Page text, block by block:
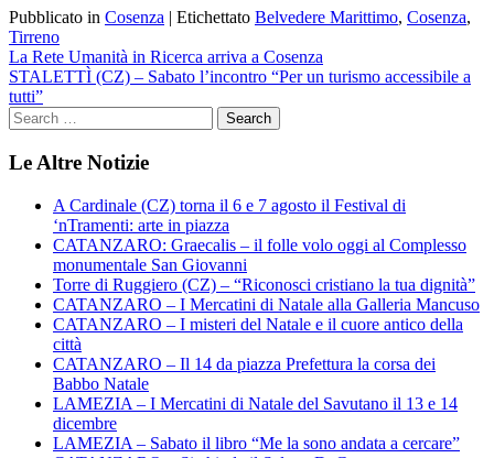
Pubblicato in Cosenza | Etichettato Belvedere Marittimo, Cosenza,
Tirreno
Navigazione
articoli
La Rete Umanità in Ricerca arriva a Cosenza
STALETTÌ (CZ) – Sabato l’incontro “Per un turismo accessibile a
tutti”
Le Altre Notizie
A Cardinale (CZ) torna il 6 e 7 agosto il Festival di
‘nTramenti: arte in piazza
CATANZARO: Graecalis – il folle volo oggi al Complesso
monumentale San Giovanni
Torre di Ruggiero (CZ) – “Riconosci cristiano la tua dignità”
CATANZARO – I Mercatini di Natale alla Galleria Mancuso
CATANZARO – I misteri del Natale e il cuore antico della
città
CATANZARO – Il 14 da piazza Prefettura la corsa dei
Babbo Natale
LAMEZIA – I Mercatini di Natale del Savutano il 13 e 14
dicembre
LAMEZIA – Sabato il libro “Me la sono andata a cercare”